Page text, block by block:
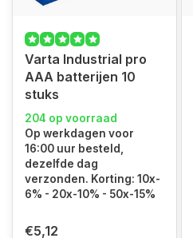
Varta Industrial pro
AAA batterijen 10
stuks
204 op voorraad
Op werkdagen voor
16:00 uur besteld,
dezelfde dag
verzonden. Korting: 10x-
6% - 20x-10% - 50x-15%
€5,12